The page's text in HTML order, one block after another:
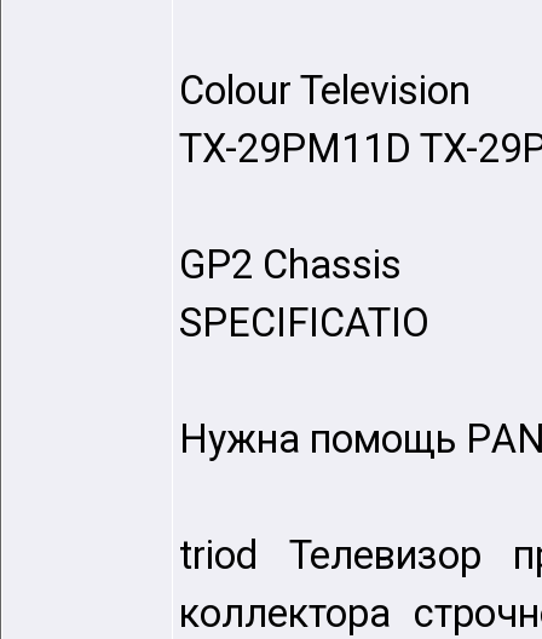
Colour Television
TX-29PM11D TX-
GP2 Chassis
SPECIFICATIO
Нужна помощь
triod Телевизор
коллектора